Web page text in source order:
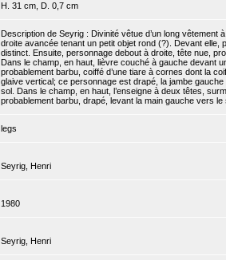
H. 31 cm, D. 0,7 cm
Description de Seyrig : Divinité vêtue d’un long
droite avancée tenant un petit objet rond (?). Devant elle,
distinct. Ensuite, personnage debout à droite, tête nue,
Dans le champ, en haut, lièvre couché à gauche devant
probablement barbu, coiffé d’une tiare à cornes dont la
glaive vertical; ce personnage est drapé, la jambe
sol. Dans le champ, en haut, l’enseigne à deux têtes,
probablement barbu, drapé, levant la main gauche vers le
legs
Seyrig, Henri
1980
Seyrig, Henri